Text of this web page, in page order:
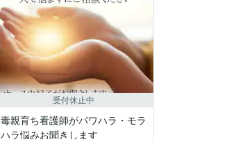
受付休止中
毒親育ち看護師がパワハラ・モラ
ハラ悩みお聞きします